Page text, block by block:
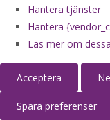
Hantera tjänster
Hantera
Läs mer om
Acceptera
Spara preferenser